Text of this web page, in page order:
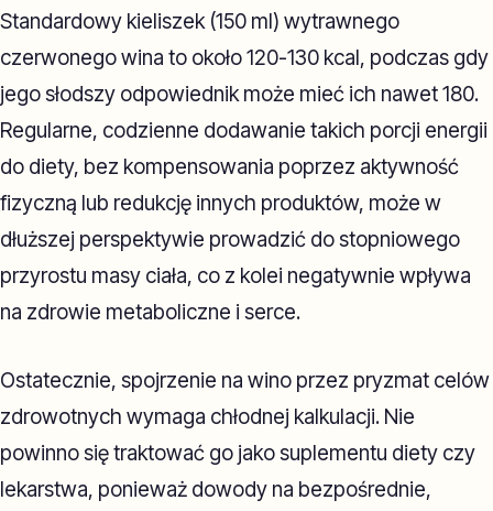
Standardowy kieliszek (150 ml) wytrawnego
czerwonego wina to około 120-130 kcal, podczas gdy
jego słodszy odpowiednik może mieć ich nawet 180.
Regularne, codzienne dodawanie takich porcji energii
do diety, bez kompensowania poprzez aktywność
fizyczną lub redukcję innych produktów, może w
dłuższej perspektywie prowadzić do stopniowego
przyrostu masy ciała, co z kolei negatywnie wpływa
na zdrowie metaboliczne i serce.
Ostatecznie, spojrzenie na wino przez pryzmat celów
zdrowotnych wymaga chłodnej kalkulacji. Nie
powinno się traktować go jako suplementu diety czy
lekarstwa, ponieważ dowody na bezpośrednie,